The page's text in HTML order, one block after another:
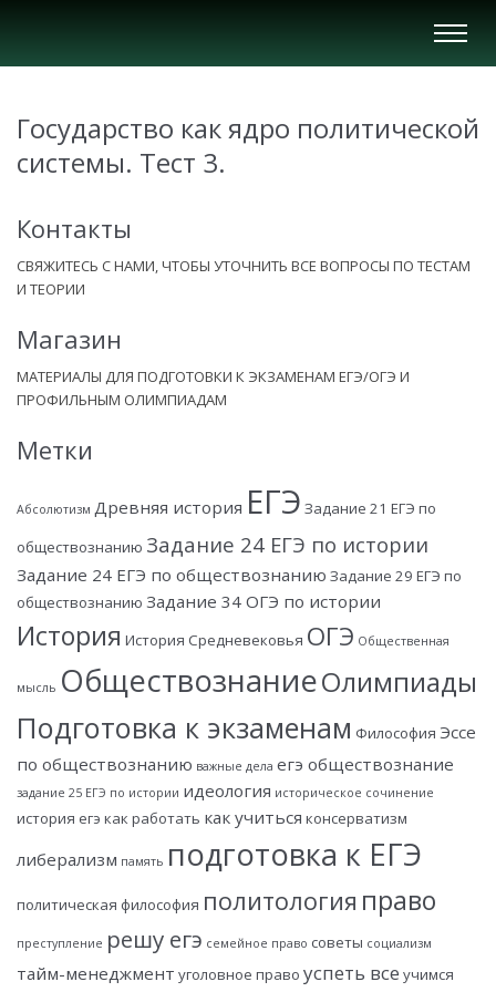
Вкл/
Выкл
Государство как ядро политической
системы. Тест 3.
Контакты
СВЯЖИТЕСЬ С НАМИ, ЧТОБЫ УТОЧНИТЬ ВСЕ ВОПРОСЫ ПО ТЕСТАМ
И ТЕОРИИ
Магазин
МАТЕРИАЛЫ ДЛЯ ПОДГОТОВКИ К ЭКЗАМЕНАМ ЕГЭ/ОГЭ И
ПРОФИЛЬНЫМ ОЛИМПИАДАМ
Метки
Абсолютизм Древняя история ЕГЭ Задание 21 ЕГЭ по
обществознанию Задание 24 ЕГЭ по истории
Задание 24 ЕГЭ по обществознанию Задание 29 ЕГЭ по
обществознанию Задание 34 ОГЭ по истории
История История Средневековья ОГЭ Общественная
мысль ОбществознаниеОлимпиады
Подготовка к экзаменам Философия Эссе
по обществознанию важные дела егэ обществознание
задание 25 ЕГЭ по истории идеология историческое сочинение
история егэ как работать как учиться консерватизм
либерализм память подготовка к ЕГЭ
политическая философия политология право
преступление решу егэ семейное право советы социализм
тайм-менеджмент уголовное право успеть все учимся